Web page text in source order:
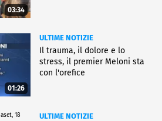
03:34
01:26
ULTIME NOTIZIE
Il trauma, il dolore e lo
stress, il premier Meloni sta
con l'orefice
ULTIME NOTIZIE